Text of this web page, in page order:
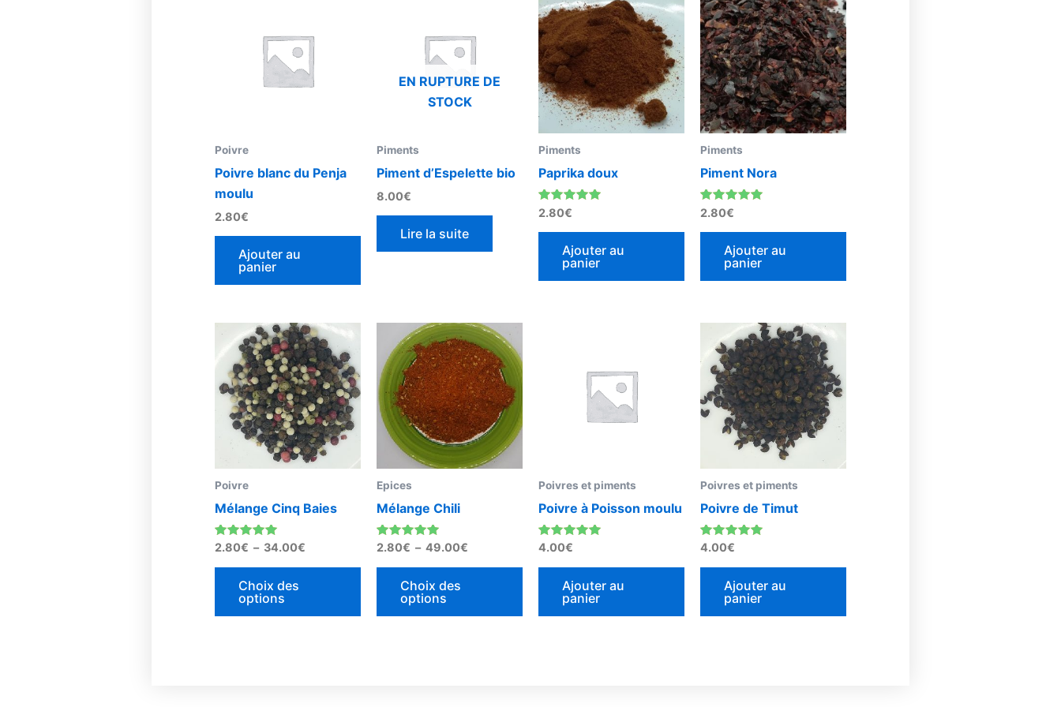
Poivre
Poivre blanc du Penja
moulu
2.80€
Ajouter au
panier
EN RUPTURE DE
STOCK
Piments
Piment d’Espelette bio
8.00€
Lire la suite
Piments
Paprika doux
Note
5.00
sur 5
2.80€
Ajouter au
panier
Piments
Piment Nora
Note
5.00
sur 5
2.80€
Ajouter au
panier
Poivre
Mélange Cinq Baies
Note
sur 5
2.80€ – 34.00€
Plage
de
prix :
2.80€
à
34.00€
Choix des
options
produit
a
plusieurs
variations.
options
être
choisies
sur
produit
Epices
Mélange Chili
Note
sur 5
2.80€ – 49.00€
Plage
de
prix :
2.80€
à
49.00€
Choix des
options
choisies
sur
produit
Poivres et piments
Poivre à Poisson moulu
Note
sur 5
4.00€
Ajouter au
panier
Poivres et piments
Poivre de Timut
Note
sur 5
4.00€
Ajouter au
panier